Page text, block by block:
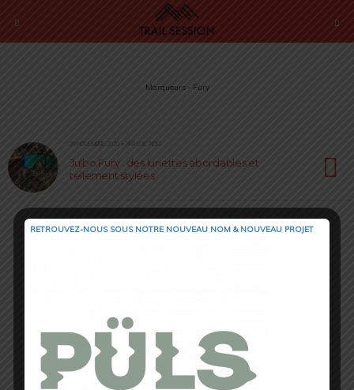
Marqueurs › Fury
26 NOVEMBRE 2020 • PAR LOÏC ROIG
Julbo Fury : des lunettes abordables et
tellement stylées
RETROUVEZ-NOUS SOUS NOTRE NOUVEAU NOM & NOUVEAU PROJET